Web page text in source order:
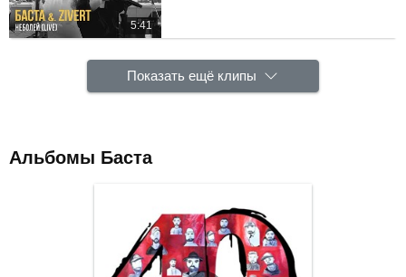
5:41
Показать ещё клипы
Альбомы Баста